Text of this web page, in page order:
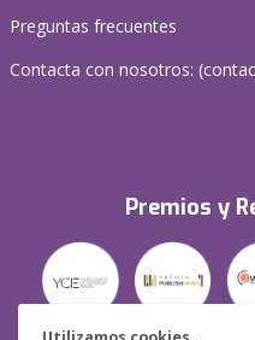
Preguntas frecuentes
Contacta con nosotros: (
Premios y